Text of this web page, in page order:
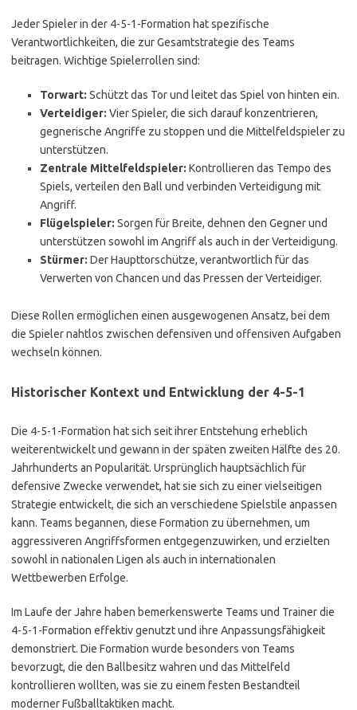
Jeder Spieler in der 4-5-1-Formation hat spezifische
Verantwortlichkeiten, die zur Gesamtstrategie des Teams
beitragen. Wichtige Spielerrollen sind:
Torwart: Schützt das Tor und leitet das Spiel von hinten ein.
Verteidiger: Vier Spieler, die sich darauf konzentrieren,
gegnerische Angriffe zu stoppen und die Mittelfeldspieler zu
unterstützen.
Zentrale Mittelfeldspieler: Kontrollieren das Tempo des
Spiels, verteilen den Ball und verbinden Verteidigung mit
Angriff.
Flügelspieler: Sorgen für Breite, dehnen den Gegner und
unterstützen sowohl im Angriff als auch in der Verteidigung.
Stürmer: Der Haupttorschütze, verantwortlich für das
Verwerten von Chancen und das Pressen der Verteidiger.
Diese Rollen ermöglichen einen ausgewogenen Ansatz, bei dem
die Spieler nahtlos zwischen defensiven und offensiven Aufgaben
wechseln können.
Historischer Kontext und Entwicklung der 4-5-1
Die 4-5-1-Formation hat sich seit ihrer Entstehung erheblich
weiterentwickelt und gewann in der späten zweiten Hälfte des 20.
Jahrhunderts an Popularität. Ursprünglich hauptsächlich für
defensive Zwecke verwendet, hat sie sich zu einer vielseitigen
Strategie entwickelt, die sich an verschiedene Spielstile anpassen
kann. Teams begannen, diese Formation zu übernehmen, um
aggressiveren Angriffsformen entgegenzuwirken, und erzielten
sowohl in nationalen Ligen als auch in internationalen
Wettbewerben Erfolge.
Im Laufe der Jahre haben bemerkenswerte Teams und Trainer die
4-5-1-Formation effektiv genutzt und ihre Anpassungsfähigkeit
demonstriert. Die Formation wurde besonders von Teams
bevorzugt, die den Ballbesitz wahren und das Mittelfeld
kontrollieren wollten, was sie zu einem festen Bestandteil
moderner Fußballtaktiken macht.